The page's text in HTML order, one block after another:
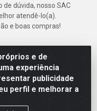
e de
experiência
publicidade
perfil e melhorar a
dúvida, nosso SAC
atendê-lo(a).
e boas compras!
de Morais, 2471 -
- CNPJ 24.150.377/0003-